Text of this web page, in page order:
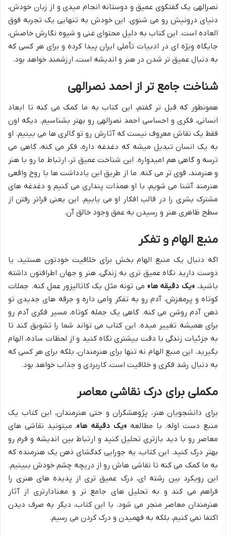
نصرالهی یک گفتگوی عمیق و دوستانه انجام میدی و از زبان خودش،
دنیای درونیش رو می شنوی. این خودش به تنهایی یک تجربه فوق
العاده است. این کتاب به دلیل محتوای غنی و شیوه نگارش خاصش،
جایگاه ویژه ای در ادبیات تأملی ایران پیدا کرده و برای هر کسی که
به دنبال عمیق تر شدن در هنر و اندیشه است، ارزشمند خواهد بود.
شناخت جامع تر از احمد نصرالهی
همونطور که قبل تر گفتم، این کتاب به ما کمک می کنه تا ابعاد
انسانی، فکری و احساسی احمد نصرالهی رو بهتر بشناسیم. دیگه اون
فقط یک نقاش معروف نیست که آثارش رو تو گالری ها می بینیم. او
به یک انسان تبدیل میشه که دغدغه داره، فکر می کنه، گاهی می
ترسه و گاهی هم امیدواره. این شناخت عمیق تر، ارتباط ما رو با هنر
و هنرمند، قوی تر می کنه. ما از طریق این یادداشت ها با روح واقعی
هنرمند آشنا می شویم، با او همذات پنداری می کنیم و دغدغه های
مشترک بشری را در قالب افکار او می یابیم. این یعنی فراتر رفتن از
سطح ظاهری هنر و رسیدن به عمق وجود خالق آن.
منبع الهام و تفکر
اگه دنبال یک منبع الهام بخش برای خلاقیت خودتون هستید، یا
دوست دارید نگاه عمیق تری به زندگی، هنر و جهان اطرافتون داشته
باشید، «یک دقیقه ها» می تونه مثل یک کاتالیزور عمل کنه. جملات
کوتاه و پرمغزش، آدم رو به تفکر وامی داره و جرقه های جدیدی تو
ذهن آدم روشن می کنه. گاهی یک جمله کوتاه، مسیر فکری آدم رو
برای همیشه تغییر میده. این کتاب می تواند شما را تشویق کند تا
به جزئیات زندگی با دقت بیشتری نگاه کنید و از لحظات ساده، الهام
بگیرید. این منبع الهام نه تنها برای هنرمندان، بلکه برای هر کسی که
به دنبال رشد فکری و خلاقیت است، کاربردی و جذاب خواهد بود.
مکملی برای درک نقاشی معاصر
برای دانشجویان هنر، پژوهشگران و حتی هنرمندان، این کتاب یک
منبع دست اوله. با مطالعه «یک دقیقه ها»، میتونید نقاشی های
معاصر رو با دید بازتری تحلیل کنید و ارتباط بین اندیشه و فرم رو
بهتر درک کنید. این کتاب، یه جورایی کدگشای ذهن یک هنرمنده که
به ما کمک می کنه تا نقاشی هاش رو از دریچه چشم خودش ببینیم.
این رویکرد بین رشته ای، درک عمیق تری از پدیده های هنری را
فراهم می کند و به تحلیل های جامع تر و معنادارتری از آثار
هنرمندان معاصر منجر می شود. با این کتاب، دیگر به صرف دیدن
اکتفا نمی کنیم، بلکه به فهمیدن و درک کردن می رسیم.